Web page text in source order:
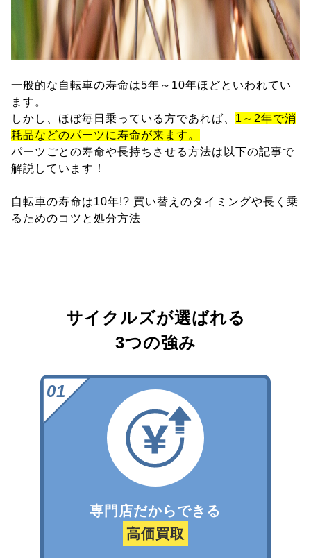
一般的な自転車の寿命は5年～10年ほどといわれてい
ます。
しかし、ほぼ毎日乗っている方であれば、 1～2年で消
耗品などのパーツに寿命が来ます。
パーツごとの寿命や長持ちさせる方法は以下の記事で
解説しています！
自転車の寿命は10年!? 買い替えのタイミングや長く乗
るためのコツと処分方法
サイクルズが選ばれる
3つの強み
専門店だからできる
高価買取